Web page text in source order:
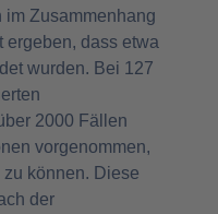
im Zusammenhang
ergeben, dass etwa
wurden. Bei 127
2000 Fällen
vorgenommen,
können. Diese
der